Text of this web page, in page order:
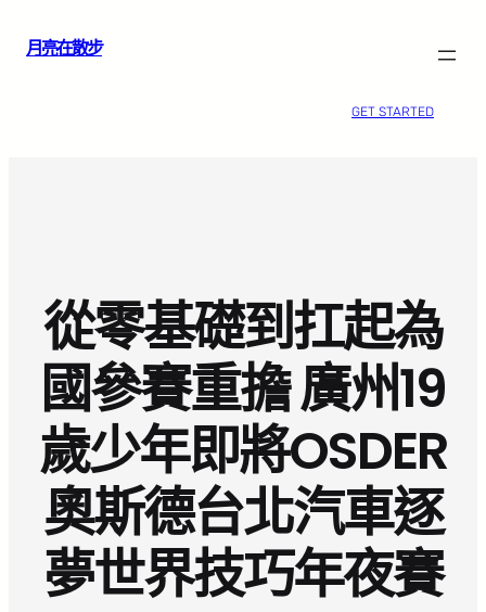
月亮在散步
GET STARTED
從零基礎到扛起為
國參賽重擔 廣州19
歲少年即將OSDER
奧斯德台北汽車逐
夢世界技巧年夜賽